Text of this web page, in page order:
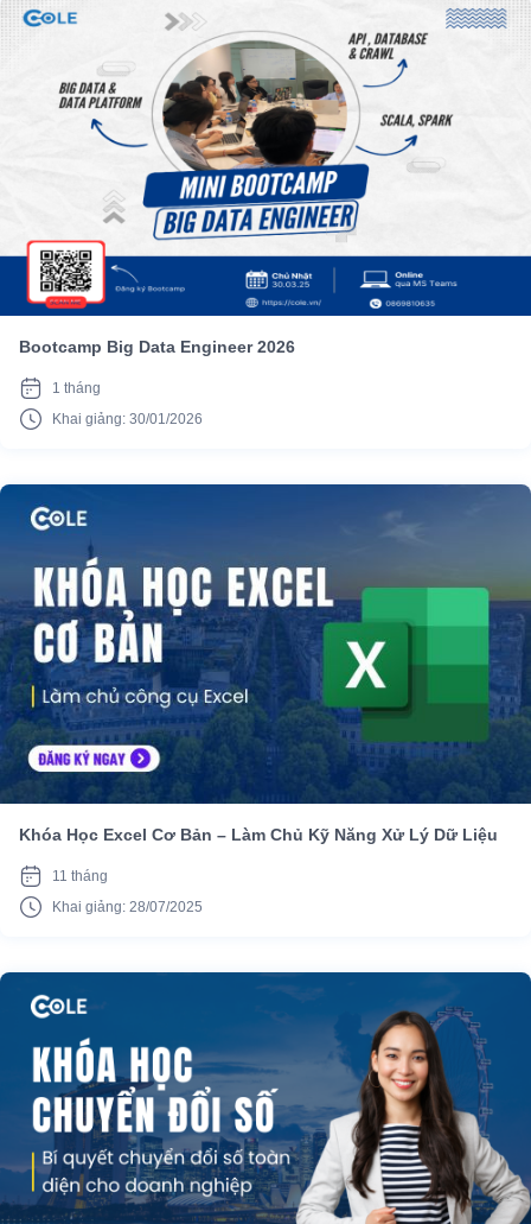
Bootcamp Big Data Engineer 2026
1 tháng
Khai giảng: 30/01/2026
Khóa Học Excel Cơ Bản – Làm Chủ Kỹ Năng Xử Lý Dữ Liệu
11 tháng
Khai giảng: 28/07/2025